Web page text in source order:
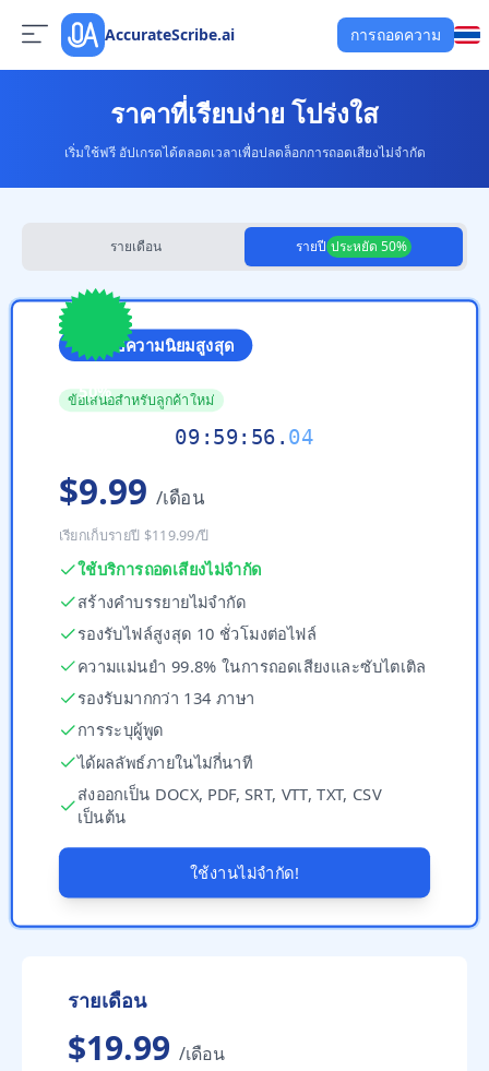
AccurateScribe.ai การถอดความ
ราคาที่เรียบง่าย โปร่งใส
เริ่มใช้ฟรี อัปเกรดได้ตลอดเวลาเพื่อปลดล็อกการถอดเสียงไม่จำกัด
รายเดือน รายปี ประหยัด 50%
50%
ที่ได้รับความนิยมสูงสุด
ข้อเสนอสำหรับลูกค้าใหม่
09 : 59: 55 . 84
$9.99 /เดือน
เรียกเก็บรายปี $119.99/ปี
ใช้บริการถอดเสียงไม่จำกัด
สร้างคำบรรยายไม่จำกัด
รองรับไฟล์สูงสุด 10 ชั่วโมงต่อไฟล์
ความแม่นยำ 99.8% ในการถอดเสียงและซับไตเติล
รองรับมากกว่า 134 ภาษา
การระบุผู้พูด
ได้ผลลัพธ์ภายในไม่กี่นาที
ส่งออกเป็น DOCX, PDF, SRT, VTT, TXT, CSV
เป็นต้น
ใช้งานไม่จำกัด!
รายเดือน
$19.99 /เดือน